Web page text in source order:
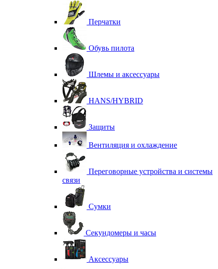
Перчатки
Обувь пилота
Шлемы и аксессуары
HANS/HYBRID
Защиты
Вентиляция и охлаждение
Переговорные устройства и системы
связи
Сумки
Секундомеры и часы
Аксессуары